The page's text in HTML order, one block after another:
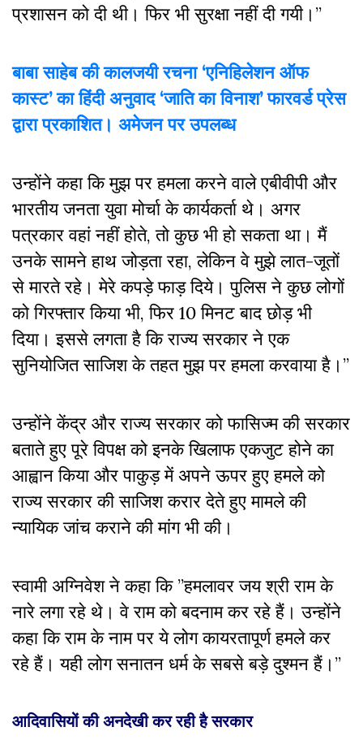
प्रशासन को दी थी। फिर भी सुरक्षा नहीं दी गयी।”
बाबा साहेब की कालजयी रचना ‘एनिहिलेशन ऑफ
कास्ट’ का हिंदी अनुवाद ‘जाति का विनाश’ फारवर्ड प्रेस
द्वारा प्रकाशित। अमेजन पर उपलब्ध
उन्होंने कहा कि मुझ पर हमला करने वाले एबीवीपी और
भारतीय जनता युवा मोर्चा के कार्यकर्ता थे। अगर
पत्रकार वहां नहीं होते, तो कुछ भी हो सकता था। मैं
उनके सामने हाथ जोड़ता रहा, लेकिन वे मुझे लात-जूतों
से मारते रहे। मेरे कपड़े फाड़ दिये। पुलिस ने कुछ लोगों
को गिरफ्तार किया भी, फिर 10 मिनट बाद छोड़ भी
दिया। इससे लगता है कि राज्य सरकार ने एक
सुनियोजित साजिश के तहत मुझ पर हमला करवाया है।”
उन्होंने केंद्र और राज्य सरकार को फासिज्म की सरकार
बताते हुए पूरे विपक्ष को इनके खिलाफ एकजुट होने का
आह्वान किया और पाकुड़ में अपने ऊपर हुए हमले को
राज्य सरकार की साजिश करार देते हुए मामले की
न्यायिक जांच कराने की मांग भी की।
स्वामी अग्निवेश ने कहा कि ”हमलावर जय श्री राम के
नारे लगा रहे थे। वे राम को बदनाम कर रहे हैं। उन्होंने
कहा कि राम के नाम पर ये लोग कायरतापूर्ण हमले कर
रहे हैं। यही लोग सनातन धर्म के सबसे बड़े दुश्मनहैं।”
आदिवासियों की अनदेखी कर रही है सरकार